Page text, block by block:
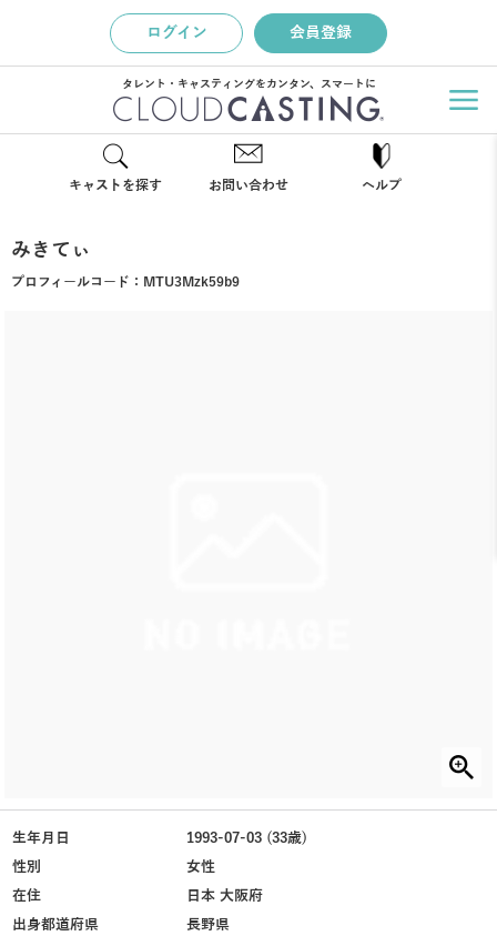
ログイン 会員登録
タレント・キャスティングをカンタン、スマートに
キャストを探す お問い合わせ ヘルプ
みきてぃ
プロフィールコード： MTU3Mzk59b9
生年月日
1993-07-03 (33歳)
性別
女性
在住
日本 大阪府
出身都道府県
長野県